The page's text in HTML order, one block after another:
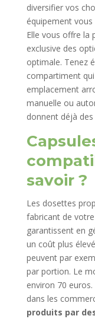
diversifier vos
équipement
Elle vous offre la
exclusive des
optimale. Tenez
compartiment
emplacement
manuelle ou
donnent déjà
savoir ?
Les dosettes
fabricant de
garantissent en
un coût plus
peuvent par
par portion. Le
environ 70
dans les
produits par